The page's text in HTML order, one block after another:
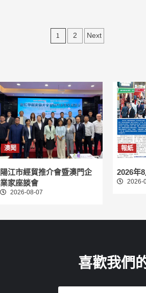
文
頁
1 2 Next
澳聞
陽江市經貿推介會暨澳門企
業家座談會
2026-08-07
報紙
2026年
2026-
喜歡我們